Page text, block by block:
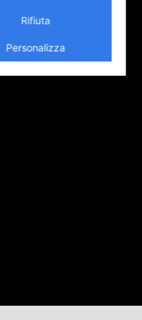
Rifiuta
Personalizza